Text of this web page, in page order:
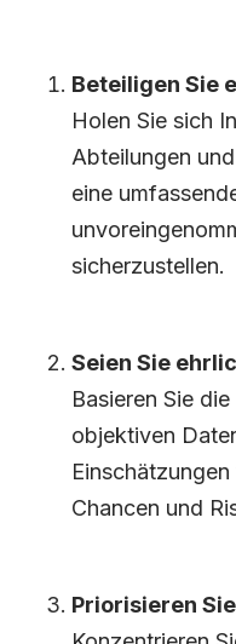
Beteiligen Sie
Holen Sie sich
Abteilungen
eine
sicherzustellen.
Seien Sie
Basieren Sie
objektiven
Chancen und
Priorisieren